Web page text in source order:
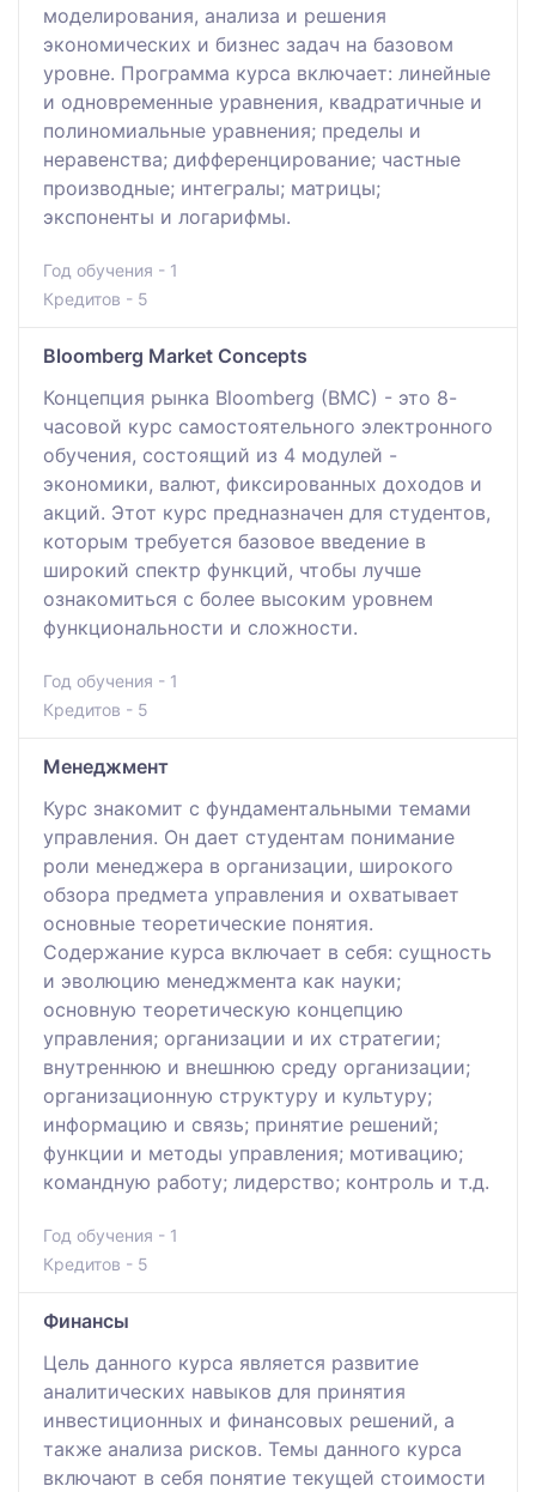
моделирования, анализа и решения
экономических и бизнес задач на базовом
уровне. Программа курса включает: линейные
и одновременные уравнения, квадратичные и
полиномиальные уравнения; пределы и
неравенства; дифференцирование; частные
производные; интегралы; матрицы;
экспоненты и логарифмы.
Год обучения - 1
Кредитов - 5
Bloomberg Market Concepts
Концепция рынка Bloomberg (BMC) - это 8-
часовой курс самостоятельного электронного
обучения, состоящий из 4 модулей -
экономики, валют, фиксированных доходов и
акций. Этот курс предназначен для студентов,
которым требуется базовое введение в
широкий спектр функций, чтобы лучше
ознакомиться с более высоким уровнем
функциональности и сложности.
Год обучения - 1
Кредитов - 5
Менеджмент
Курс знакомит с фундаментальными темами
управления. Он дает студентам понимание
роли менеджера в организации, широкого
обзора предмета управления и охватывает
основные теоретические понятия.
Содержание курса включает в себя: сущность
и эволюцию менеджмента как науки;
основную теоретическую концепцию
управления; организации и их стратегии;
внутреннюю и внешнюю среду организации;
организационную структуру и культуру;
информацию и связь; принятие решений;
функции и методы управления; мотивацию;
командную работу; лидерство; контроль и т.д.
Год обучения - 1
Кредитов - 5
Финансы
Цель данного курса является развитие
аналитических навыков для принятия
инвестиционных и финансовых решений, а
также анализа рисков. Темы данного курса
включают в себя понятие текущей стоимости